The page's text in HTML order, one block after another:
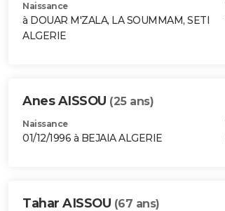
Naissance
à DOUAR M'ZALA, LA SOUMMAM, SETI
ALGERIE
Anes AISSOU (25 ans)
Naissance
01/12/1996 à BEJAIA ALGERIE
Tahar AISSOU (67 ans)